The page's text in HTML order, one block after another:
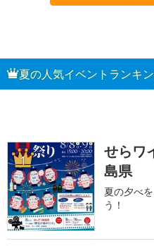
夏の人気イベントランキン
1
せらワ
島県
夏の夕べ
う！